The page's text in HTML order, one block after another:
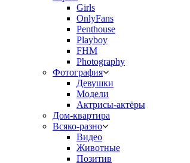
Girls
OnlyFans
Penthouse
Playboy
FHM
Photography
Фотография
Девушки
Модели
Актрисы-актёры
Дом-квартира
Всяко-разно
Видео
Животные
Позитив